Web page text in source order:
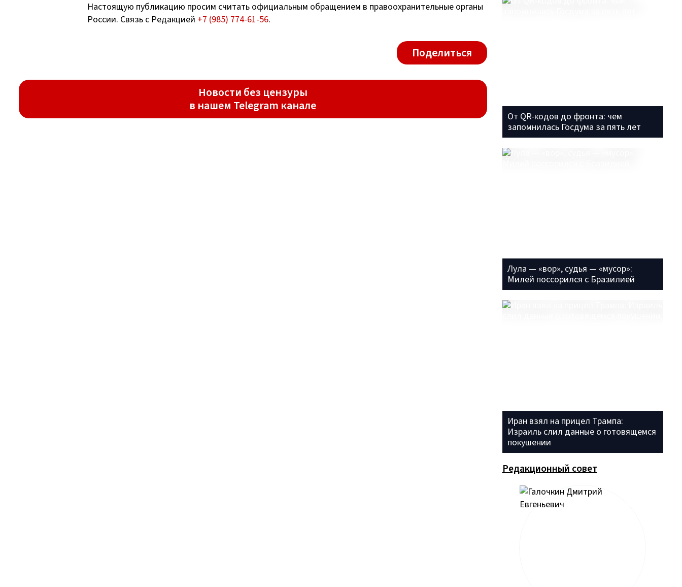
Настоящую публикацию просим считать официальным обращением в правоохранительные органы
России. Связь с Редакцией +7 (985) 774-61-56.
Поделиться
Новости без цензуры
в нашем Telegram канале
От QR-кодов до фронта: чем
запомнилась Госдума за пять лет
Лула — «вор», судья — «мусор»:
Милей поссорился с Бразилией
Иран взял на прицел Трампа:
Израиль слил данные о готовящемся
покушении
Редакционный совет